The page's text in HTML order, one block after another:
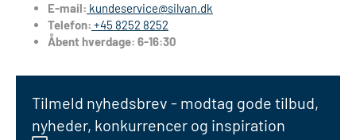
E-mail: kundeservice@silvan.dk
Telefon: +45 8252 8252
Åbent hverdage: 6-16:30
Tilmeld nyhedsbrev - modtag gode tilbud,
nyheder, konkurrencer og inspiration